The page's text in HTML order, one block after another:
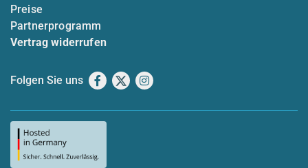
Preise
Partnerprogramm
Vertrag widerrufen
Folgen Sie uns Facebook
X Instagram